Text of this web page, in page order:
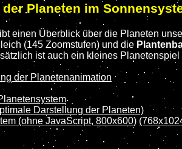
Planeten im
einen Überblick über die Planeten
(145 Zoomstufen) und die
ist auch ein kleines Planetenspiel
der Planetenanimation
Darstellung der Planeten)
(ohne JavaScript, 800x600)